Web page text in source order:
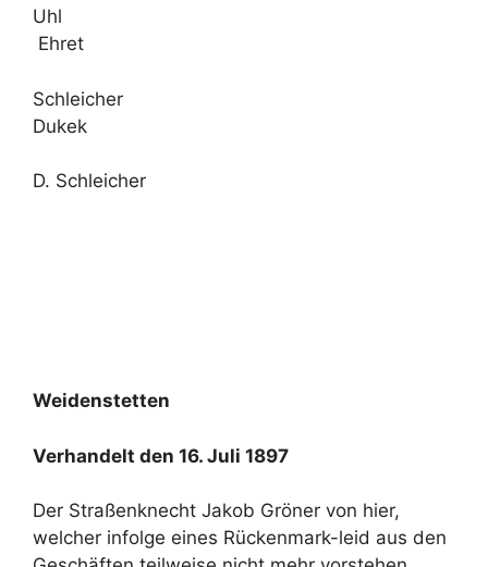
Uhl
Ehret
Schleicher
Dukek
D. Schleicher
Weidenstetten
Verhandelt den 16. Juli 1897
Der Straßenknecht Jakob Gröner von hier,
welcher infolge eines Rückenmark-leid aus den